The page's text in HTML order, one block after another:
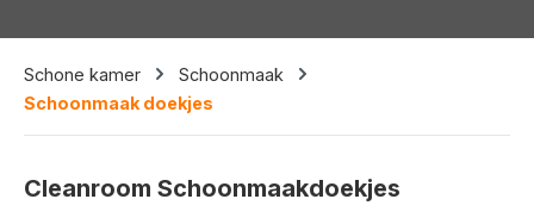
Schone kamer
Schoonmaak
Schoonmaak doekjes
Cleanroom Schoonmaakdoekjes